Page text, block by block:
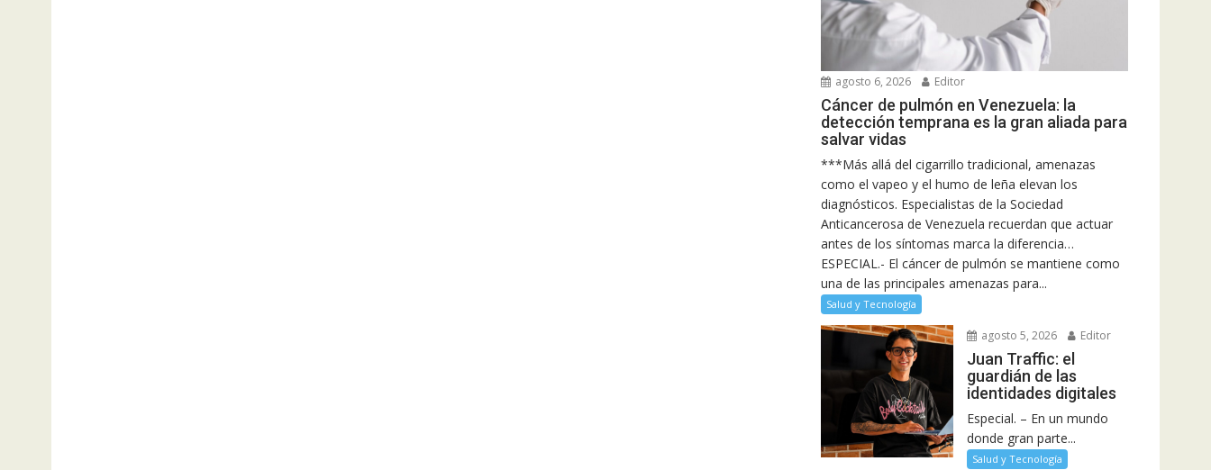
agosto 6, 2026 Editor
Cáncer de pulmón en Venezuela: la
detección temprana es la gran aliada para
salvar vidas
***Más allá del cigarrillo tradicional, amenazas
como el vapeo y el humo de leña elevan los
diagnósticos. Especialistas de la Sociedad
Anticancerosa de Venezuela recuerdan que actuar
antes de los síntomas marca la diferencia…
ESPECIAL.- El cáncer de pulmón se mantiene como
una de las principales amenazas para...
Salud y Tecnología
agosto 5, 2026 Editor
Juan Traffic: el
guardián de las
identidades digitales
Especial. – En un mundo
donde gran parte...
Salud y Tecnología